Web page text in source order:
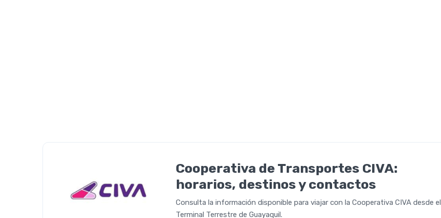
Cooperativa de Transportes CIVA:
horarios, destinos y contactos
Consulta la información disponible para viajar con la Cooperativa CIVA desde el
Terminal Terrestre de Guayaquil.